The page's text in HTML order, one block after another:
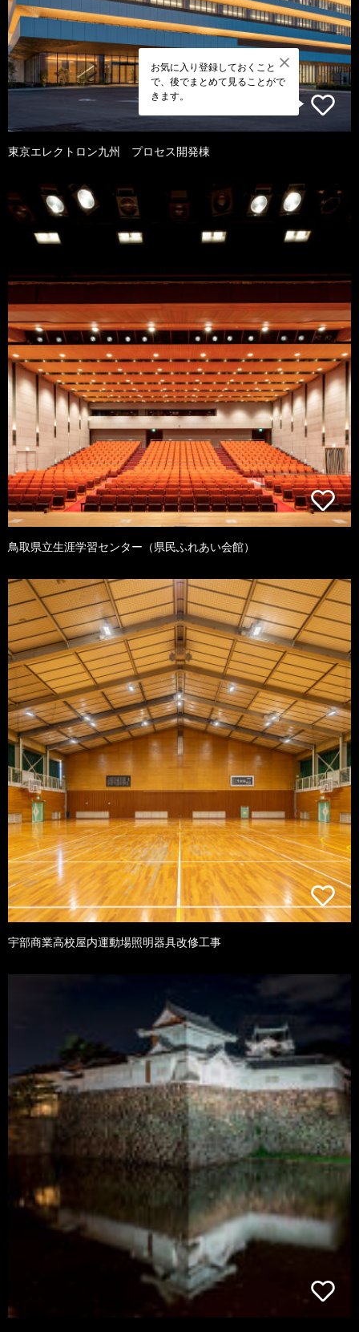
お気に入り登録しておくこと
で、後でまとめて見ることがで
きます。
東京エレクトロン九州 プロセス開発棟
鳥取県立生涯学習センター（県民ふれあい会館）
宇部商業高校屋内運動場照明器具改修工事